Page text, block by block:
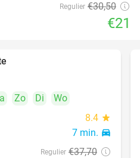
Regulier €30,50
€21
Zo Di
Wo
8.4 star
7 min. directions_car
Regulier €37,70